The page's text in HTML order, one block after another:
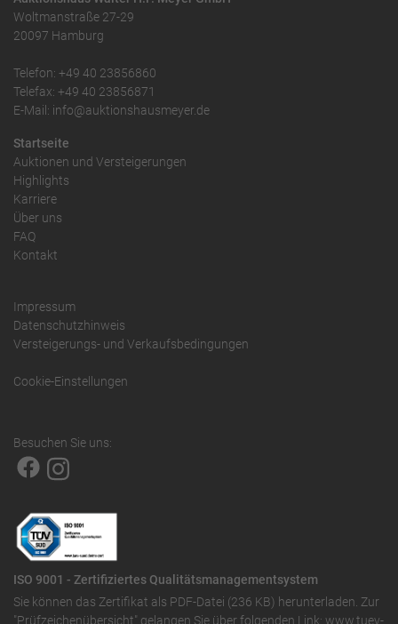
Woltmanstraße 27-29
20097 Hamburg
Telefon: +49 40 23856860
Telefax: +49 40 23856871
E-Mail: info@auktionshausmeyer.de
Startseite
Auktionen und Versteigerungen
Highlights
Karriere
Über uns
FAQ
Kontakt
Impressum
Datenschutzhinweis
Versteigerungs- und Verkaufsbedingungen
Cookie-Einstellungen
Besuchen Sie uns:
ISO 9001 - Zertifiziertes Qualitätsmanagementsystem
Sie können das Zertifikat als PDF-Datei (236 KB) herunterladen. Zur
"Prüfzeichenübersicht" gelangen Sie über folgenden Link: www.tuev-